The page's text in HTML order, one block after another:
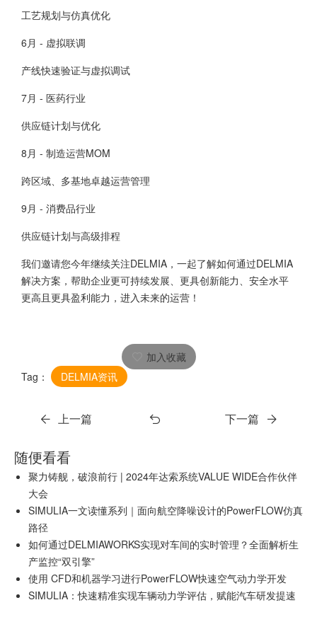
工艺规划与仿真优化
6月 - 虚拟联调
产线快速验证与虚拟调试
7月 - 医药行业
供应链计划与优化
8月 - 制造运营MOM
跨区域、多基地卓越运营管理
9月 - 消费品行业
供应链计划与高级排程
我们邀请您今年继续关注DELMIA，一起了解如何通过DELMIA
解决方案，帮助企业更可持续发展、更具创新能力、安全水平
更高且更具盈利能力，进入未来的运营！
加入收藏
Tag：
DELMIA资讯
上一篇 下一篇
随便看看
聚力铸舰，破浪前行 | 2024年达索系统VALUE WIDE合作伙伴
大会
SIMULIA一文读懂系列｜面向航空降噪设计的PowerFLOW仿真
路径
如何通过DELMIAWORKS实现对车间的实时管理？全面解析生
产监控“双引擎”
使用 CFD和机器学习进行PowerFLOW快速空气动力学开发
SIMULIA：快速精准实现车辆动力学评估，赋能汽车研发提速